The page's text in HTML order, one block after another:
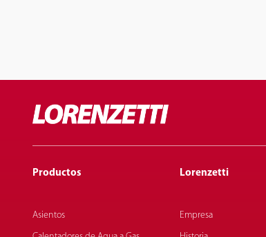
Productos
Asientos
Lorenzetti
Empresa